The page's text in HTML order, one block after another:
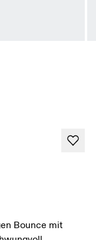
Bounce mit